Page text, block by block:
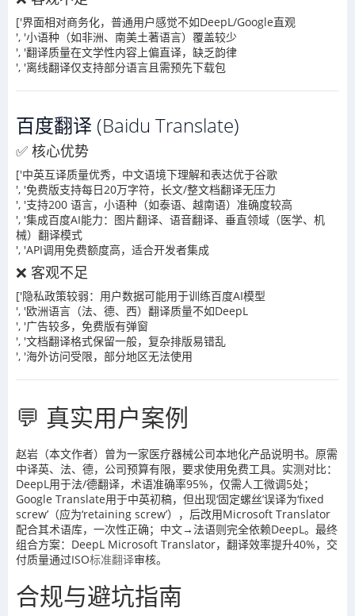
['界面相对商务化，普通用户感觉不如DeepL/Google直观
', '小语种（如非洲、南美土著语言）覆盖较少
', '翻译质量在文学性内容上偏直译，缺乏韵律
', '离线翻译仅支持部分语言且需预先下载包
百度翻译 (Baidu Translate)
✅ 核心优势
['中英互译质量优秀，中文语境下理解和表达优于谷歌
', '免费版支持每日20万字符，长文/整文档翻译无压力
', '支持200 语言，小语种（如泰语、越南语）准确度较高
', '集成百度AI能力：图片翻译、语音翻译、垂直领域（医学、机
械）翻译模式
', 'API调用免费额度高，适合开发者集成
❌ 客观不足
['隐私政策较弱：用户数据可能用于训练百度AI模型
', '欧洲语言（法、德、西）翻译质量不如DeepL
', '广告较多，免费版有弹窗
', '文档翻译格式保留一般，复杂排版易错乱
', '海外访问受限，部分地区无法使用
💬 真实用户案例
赵岩（本文作者）曾为一家医疗器械公司本地化产品说明书。原需
中译英、法、德，公司预算有限，要求使用免费工具。实测对比：
DeepL用于法/德翻译，术语准确率95%，仅需人工微调5处；
Google Translate用于中英初稿，但出现‘固定螺丝’误译为‘fixed
screw’（应为‘retaining screw’），后改用Microsoft Translator
配合其术语库，一次性正确；中文→法语则完全依赖DeepL。最终
组合方案：DeepL Microsoft Translator，翻译效率提升40%，交
付质量通过ISO标准翻译审核。
合规与避坑指南